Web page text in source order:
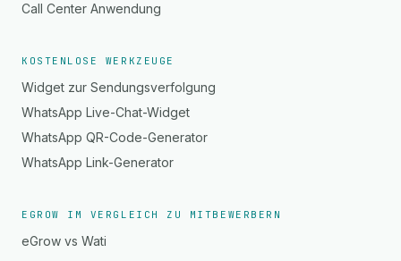
Call Center Anwendung
KOSTENLOSE WERKZEUGE
Widget zur Sendungsverfolgung
WhatsApp Live-Chat-Widget
WhatsApp QR-Code-Generator
WhatsApp Link-Generator
EGROW IM VERGLEICH ZU MITBEWERBERN
eGrow vs Wati